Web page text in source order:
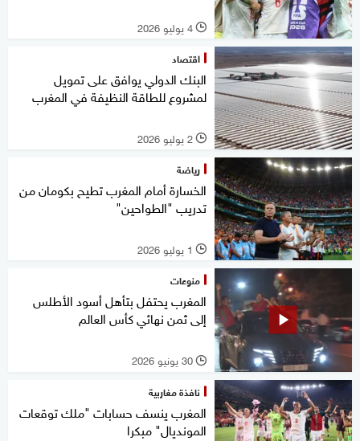
l 4 يوليو 2026
اقتصاد
البنك الدولي يوافق على تمويل
لمشروع للطاقة النظيفة في المغرب
l 2 يوليو 2026
رياضة
الخسارة أمام المغرب تطيح بكومان من
تدريب "الطواحين"
l 1 يوليو 2026
منوعات
المغرب يحتفل بتأهل أسود الأطلس
إلى ثمن نهائي كأس العالم
l 30 يونيو 2026
نافذة مغاربية
المغرب ينسف حسابات "ملك توقعات
المونديال" مبكرا